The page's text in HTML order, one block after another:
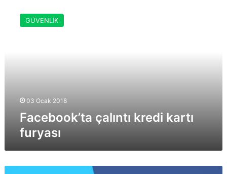
çalıntı
GÜVENLİK
03 Ocak 2018
Facebook’ta çalıntı kredi kartı
furyası